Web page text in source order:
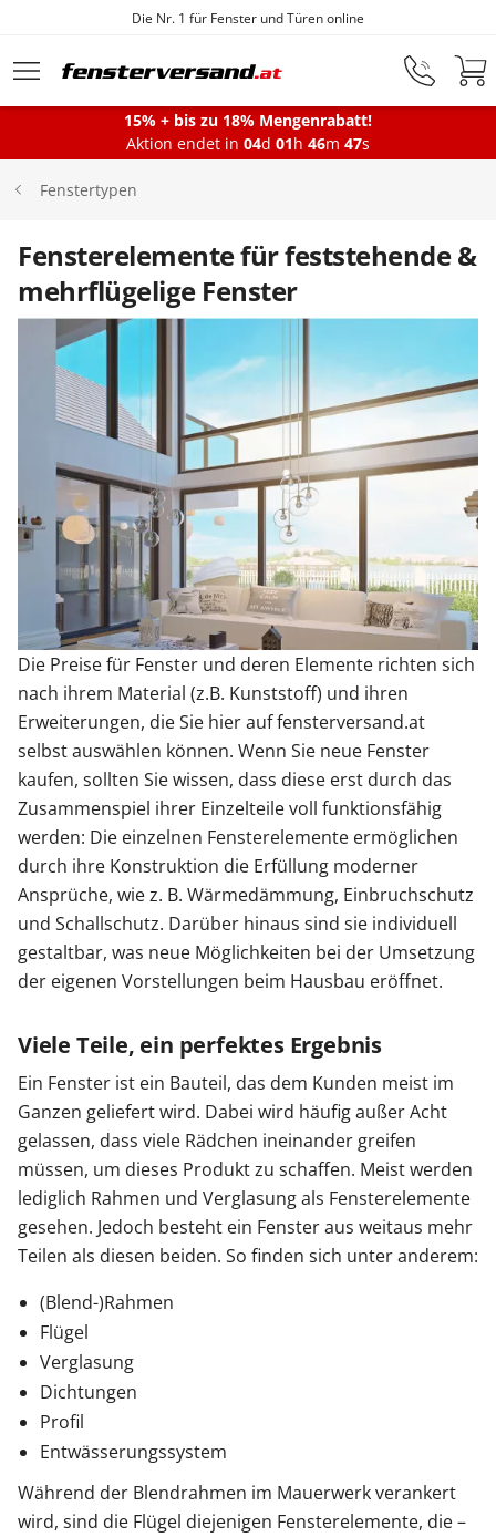
Zum Hauptinhalt springen
Die Nr. 1 für Fenster und Türen online
Fenster
Terrassentüren
Haustüren
Sonnenschutz
Zäune & Tore
Garagentore
Carports
Anmelden / Registrieren
Kontakt / Hilfe
15% + bis zu 18% Mengenrabatt!
Aktion endet in 04d 01h 46m 46s
Fenstertypen
Fensterelemente für feststehende &
mehrflügelige Fenster
Die Preise für Fenster und deren Elemente richten sich
nach ihrem Material (z.B. Kunststoff) und ihren
Erweiterungen, die Sie hier auf fensterversand.at
selbst auswählen können. Wenn Sie neue Fenster
kaufen, sollten Sie wissen, dass diese erst durch das
Zusammenspiel ihrer Einzelteile voll funktionsfähig
werden: Die einzelnen Fensterelemente ermöglichen
durch ihre Konstruktion die Erfüllung moderner
Ansprüche, wie z. B. Wärmedämmung, Einbruchschutz
und Schallschutz. Darüber hinaus sind sie individuell
gestaltbar, was neue Möglichkeiten bei der Umsetzung
der eigenen Vorstellungen beim Hausbau eröffnet.
Viele Teile, ein perfektes Ergebnis
Ein Fenster ist ein Bauteil, das dem Kunden meist im
Ganzen geliefert wird. Dabei wird häufig außer Acht
gelassen, dass viele Rädchen ineinander greifen
müssen, um dieses Produkt zu schaffen. Meist werden
lediglich Rahmen und Verglasung als Fensterelemente
gesehen. Jedoch besteht ein Fenster aus weitaus mehr
Teilen als diesen beiden. So finden sich unter anderem:
(Blend-)Rahmen
Flügel
Verglasung
Dichtungen
Profil
Entwässerungssystem
Während der Blendrahmen im Mauerwerk verankert
wird, sind die Flügel diejenigen Fensterelemente, die –